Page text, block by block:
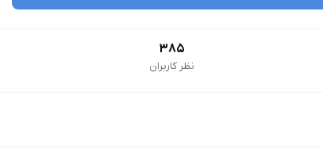
385
نظر کاربران